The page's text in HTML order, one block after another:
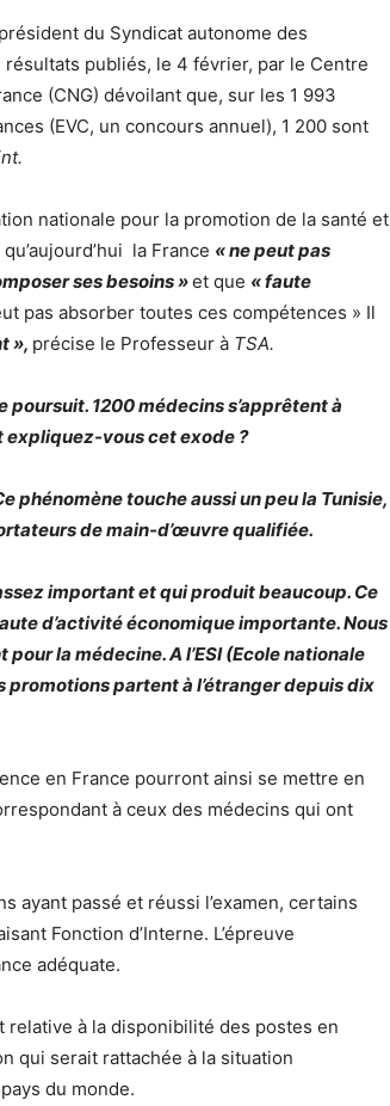
du Syndicat autonome des
publiés, le 4 février, par le Centre
(CNG) dévoilant que, sur les 1 993
(EVC, un concours annuel), 1 200 sont
nationale pour la promotion de la santé et
la France « ne peut pas
ses besoins »et que « faute
pas absorber toutes ces compétences » Il
», précise le Professeur à TSA.
poursuit. 1200 médecins s’apprêtent à
expliquez-vous cet exode ?
phénomène touche aussi un peu la Tunisie,
de main-d’œuvre qualifiée.
important et qui produit beaucoup. Ce
d’activité économique importante. Nous
la médecine. A l’ESI (Ecole nationale
partent à l’étranger depuis dix
en France pourront ainsi se mettre en
à ceux des médecins qui ont
ayant passé et réussi l’examen, certains
Fonction d’Interne. L’épreuve
adéquate.
relative à la disponibilité des postes en
qui serait rattachée à la situation
du monde.